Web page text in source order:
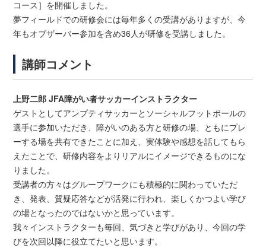
コース］を開催しました。
夢フィールドでの研修会には毎年多くの受講がありますが、今
年もオブザーバー参加を含め36人が研修を受講しました。
講師コメント
上野二郎 JFA障がい者サッカーインストラクター
ゲストとしてアンプティサッカーとソーシャルフットボールの
選手に参加いただき、障がいのある方と研修の場、ともにプレ
ーする場を共有できたことに加え、実体験や感想を話してもら
えたことで、研修内容をよりリアルにイメージできるものにな
りました。
受講者の方々はグループワークにも積極的に関わっていただ
き、発表、質疑応答などが活発に行われ、楽しくかつよい学び
の場となったのではないかと思っています。
我々インストラクターも毎回、気づきと学びがあり、今回の学
びを次回以降に役立てたいと思います。